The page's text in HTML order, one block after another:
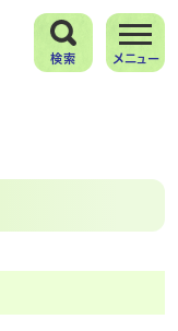
検索 メニュー